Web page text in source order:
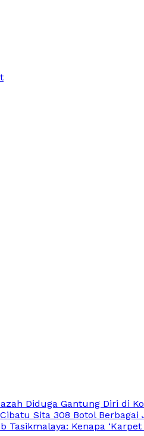
Diduga Gantung Diri di
Sita 308 Botol Berbagai
Tasikmalaya: Kenapa